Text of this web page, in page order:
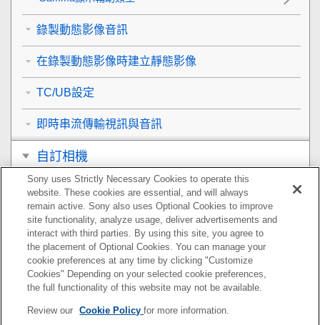
錄製動態影像音訊
在錄製動態影像時建立靜態影像
TC/UB設定
即時串流傳輸視訊與音訊
自訂相機
觀看
變更相機設定
智慧型手機可用的功能
使用電腦
使用雲端服務
Sony uses Strictly Necessary Cookies to operate this
website. These cookies are essential, and will always
remain active. Sony also uses Optional Cookies to improve
site functionality, analyze usage, deliver advertisements and
interact with third parties. By using this site, you agree to
the placement of Optional Cookies. You can manage your
cookie preferences at any time by clicking "Customize
Cookies" Depending on your selected cookie preferences,
the full functionality of this website may not be available.
Review our Cookie Policyfor more information.